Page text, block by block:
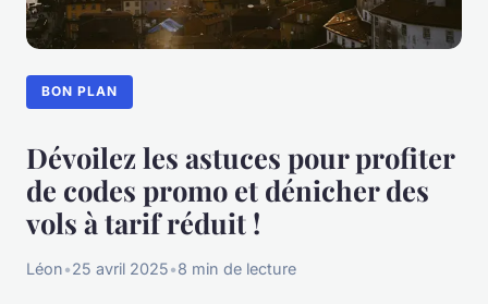
BON PLAN
Dévoilez les astuces pour profiter
de codes promo et dénicher des
vols à tarif réduit !
Léon•25 avril 2025•8 min de lecture